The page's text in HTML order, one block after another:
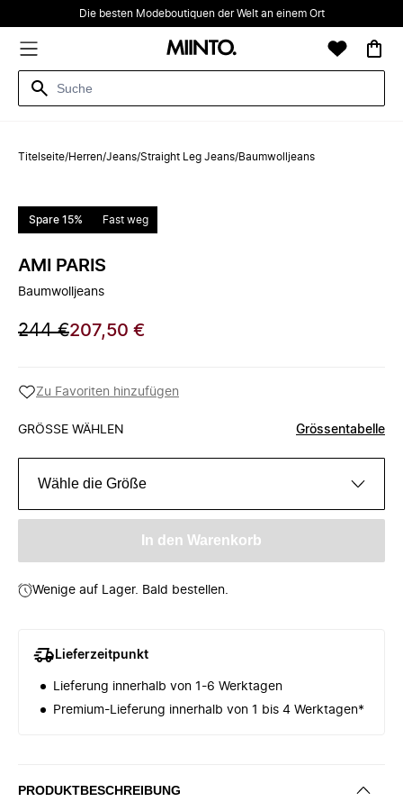
Die besten Modeboutiquen der Welt an einem Ort
Titelseite/Herren/Jeans/Straight Leg Jeans/Baumwolljeans
Spare 15% Fast weg
AMI PARIS
Baumwolljeans
244 €207,50 €
Zu Favoriten hinzufügen
GRÖSSE WÄHLEN Grössentabelle
Wähle die Größe
In den Warenkorb
Wenige auf Lager. Bald bestellen.
Lieferzeitpunkt
Lieferung innerhalb von 1-6 Werktagen
Premium-Lieferung innerhalb von 1 bis 4 Werktagen*
PRODUKTBESCHREIBUNG